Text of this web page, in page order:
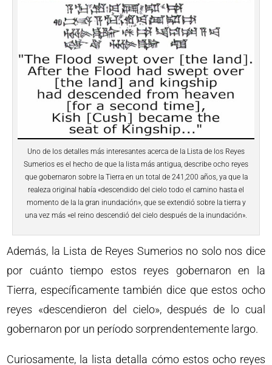
Uno de los detalles más interesantes acerca de la Lista de los Reyes
Sumerios es el hecho de que la lista más antigua, describe ocho reyes
que gobernaron sobre la Tierra en un total de 241,200 años, ya que la
realeza original había «descendido del cielo todo el camino hasta el
momento de la la gran inundación», que se extendió sobre la tierra y
una vez más «el reino descendió del cielo después de la inundación».
Además, la Lista de Reyes Sumerios no solo nos dice
por cuánto tiempo estos reyes gobernaron en la
Tierra, específicamente también dice que estos ocho
reyes «descendieron del cielo», después de lo cual
gobernaron por un período sorprendentemente largo.
Curiosamente, la lista detalla cómo estos ocho reyes